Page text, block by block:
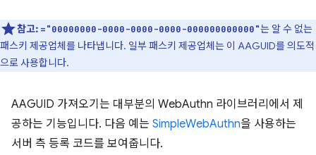
참고: ="00000000-0000-0000-0000-000000000000"는 알 수 없는
패스키 제공업체를 나타냅니다. 일부 패스키 제공업체는 이 AAGUID를 의도적
으로 사용합니다.
AAGUID 가져오기는 대부분의 WebAuthn 라이브러리에서 제
공하는 기능입니다. 다음 예는 SimpleWebAuthn을 사용하는
서버 측 등록 코드를 보여줍니다.